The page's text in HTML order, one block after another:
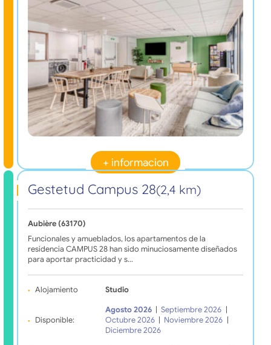
+ informacion
Gestetud Campus 28(2,4 km)
Aubière (63170)
Funcionales y amueblados, los apartamentos de la
residencia CAMPUS 28 han sido minuciosamente diseñados
para aportar practicidad y s…
Alojamiento Studio
Disponible:
Agosto 2026 Septiembre 2026
Octubre 2026
Noviembre 2026
Diciembre 2026